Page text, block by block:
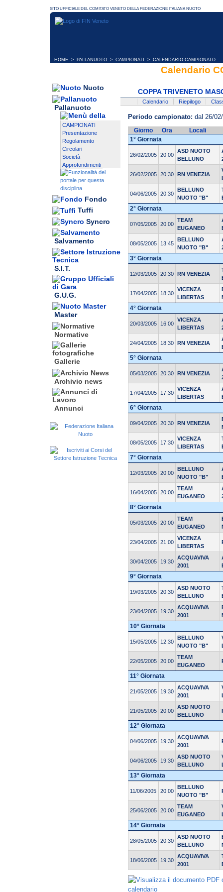
HOME > PALLANUOTO > CAMPIONATI > CALENDARIO CAMPIONATO
Nuoto
Pallanuoto
CAMPIONATI
Presentazione
Regolamento
Circolari
Società
Approfondimenti
Fondo
Tuffi
Syncro
Salvamento
S.I.T.
G.U.G.
Master
Normative
Gallerie
Archivio news
Annunci
Calendario
COPPA TRIVENETO
Calendario Riepilogo
Periodo campionato: dal 26/
Giorno Ora
Locali
1° Giornata
26/02/2005 20:00
ASD NUOTO
BELLUNO
26/02/2005 20:30 RN VENEZIA
04/06/2005 20:30
BELLUNO
NUOTO "B"
2° Giornata
07/05/2005 20:00
TEAM
EUGANEO
08/05/2005 13:45
BELLUNO
NUOTO "B"
3° Giornata
12/03/2005 20:30 RN VENEZIA
17/04/2005 18:30
VICENZA
LIBERTAS
4° Giornata
20/03/2005 16:00
VICENZA
LIBERTAS
24/04/2005 18:30 RN VENEZIA
5° Giornata
05/03/2005 20:30 RN VENEZIA
17/04/2005 17:30
VICENZA
LIBERTAS
6° Giornata
09/04/2005 20:30 RN VENEZIA
08/05/2005 17:30
VICENZA
LIBERTAS
7° Giornata
12/03/2005 20:00
BELLUNO
NUOTO "B"
16/04/2005 20:00
TEAM
EUGANEO
8° Giornata
05/03/2005 20:00
TEAM
EUGANEO
23/04/2005 21:00
VICENZA
LIBERTAS
30/04/2005 19:30
ACQUAVIVA
2001
9° Giornata
19/03/2005 20:30
ASD NUOTO
BELLUNO
23/04/2005 19:30
ACQUAVIVA
2001
10° Giornata
15/05/2005 12:30
BELLUNO
NUOTO "B"
22/05/2005 20:00
TEAM
EUGANEO
11° Giornata
21/05/2005 19:30
ACQUAVIVA
2001
21/05/2005 20:00
ASD NUOTO
BELLUNO
12° Giornata
04/06/2005 19:30
ACQUAVIVA
2001
04/06/2005 19:30
ASD NUOTO
BELLUNO
13° Giornata
11/06/2005 20:00
BELLUNO
NUOTO "B"
25/06/2005 20:00
TEAM
EUGANEO
14° Giornata
28/05/2005 20:30
ASD NUOTO
BELLUNO
18/06/2005 19:30
ACQUAVIVA
2001